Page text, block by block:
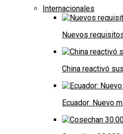
Internacionales
Nuevos
China reactivó
Ecuador: Nuevo